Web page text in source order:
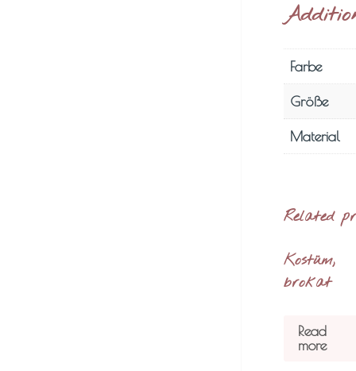
Farbe
Größe
Material
Related
Kostüm,
brokat
Read
more